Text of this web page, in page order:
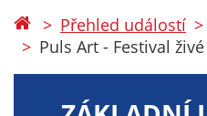
Přehled událostí
Puls Art - Festival